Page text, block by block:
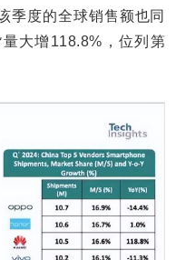
季度的全球销售额也同
大增118.8%，位列第